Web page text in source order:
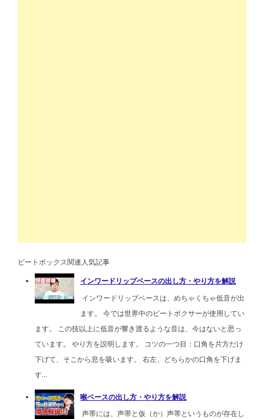
ビートボックス関連人気記事
インワードリップベースの出し方・やり方を解説
インワードリップベースは、めちゃくちゃ低音が出
ます。 今では世界中のビートボクサーが使用してい
ます。 この技以上に低音が響き渡るような音は、今はないと思っ
ています。 やり方を説明します。 コツの一つ目：口角を片方だけ
下げて、そこから息を吸います。 右左、どちらかの口角を下げま
す...
喉ベースの出し方・やり方を解説
声帯には、声帯と仮（か）声帯というものが存在し